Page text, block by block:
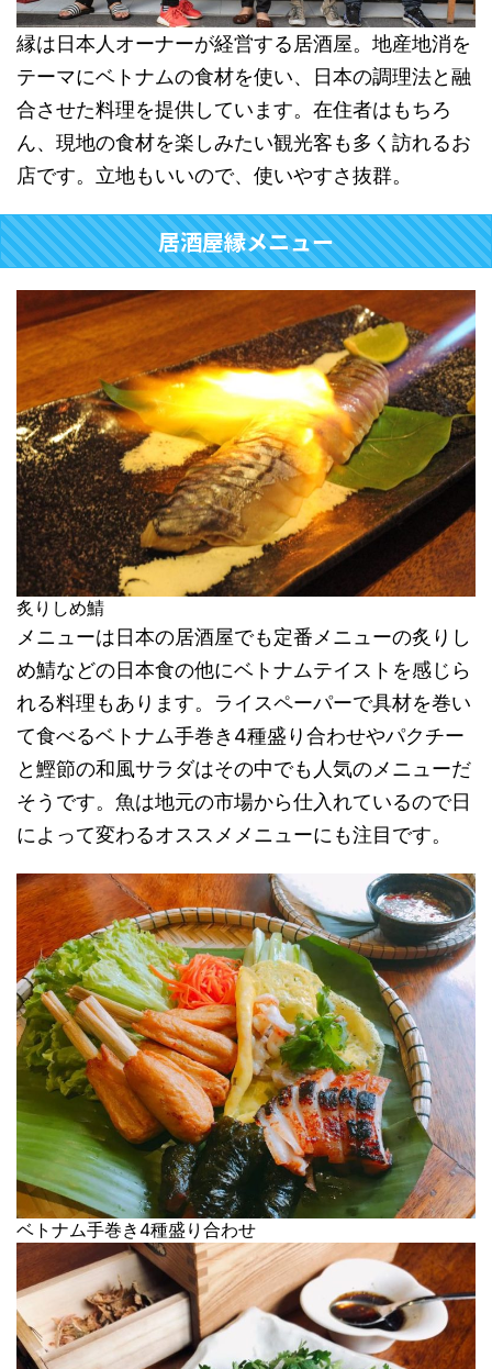
縁は日本人オーナーが経営する居酒屋。地産地消を
テーマにベトナムの食材を使い、日本の調理法と融
合させた料理を提供しています。在住者はもちろ
ん、現地の食材を楽しみたい観光客も多く訪れるお
店です。立地もいいので、使いやすさ抜群。
居酒屋縁メニュー
炙りしめ鯖
メニューは日本の居酒屋でも定番メニューの炙りし
め鯖などの日本食の他にベトナムテイストを感じら
れる料理もあります。ライスペーパーで具材を巻い
て食べるベトナム手巻き4種盛り合わせやパクチー
と鰹節の和風サラダはその中でも人気のメニューだ
そうです。魚は地元の市場から仕入れているので日
によって変わるオススメメニューにも注目です。
ベトナム手巻き4種盛り合わせ